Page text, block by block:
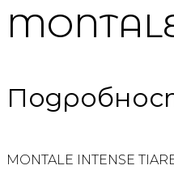
MONTALE INTENSE